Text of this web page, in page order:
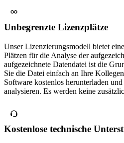
Unbegrenzte Lizenzplätze
Unser Lizenzierungsmodell bietet
Plätzen für die Analyse der
aufgezeichnete Datendatei ist die
Sie die Datei einfach an Ihre
Software kostenlos herunterladen
analysieren. Es werden keine
Kostenlose technische